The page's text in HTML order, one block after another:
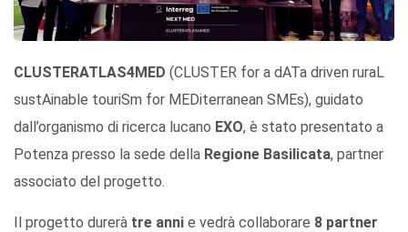
CLUSTERATLAS4MED (CLUSTER for a dATa driven ruraL
sustAinable touriSm for MEDiterranean SMEs), guidato
dall’organismo di ricerca lucano EXO, è stato presentato a
Potenza presso la sede della Regione Basilicata, partner
associato del progetto.
Il progetto durerà tre anni e vedrà collaborare 8 partner